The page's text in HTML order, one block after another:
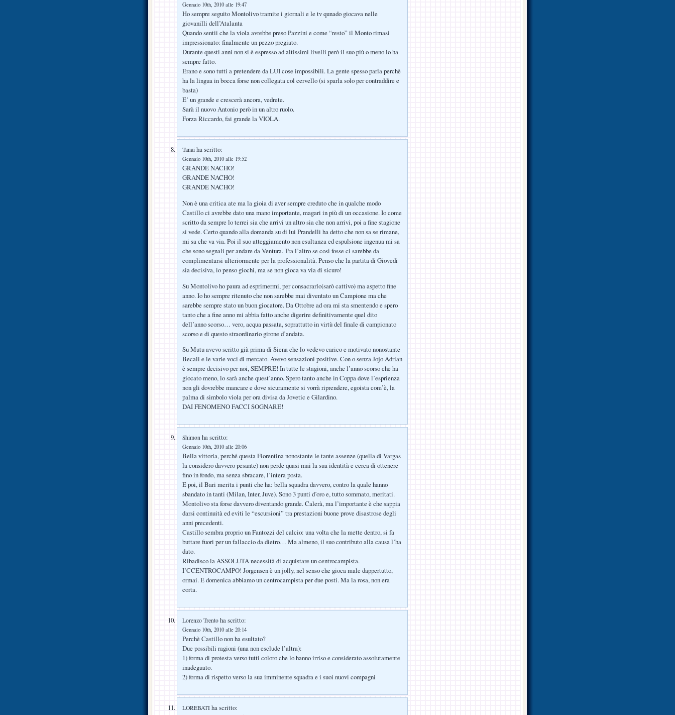
Gennaio 10th, 2010 alle 19:47
Ho sempre seguito Montolivo tramite i giornali e le tv qunado giocava nelle
giovanilli dell’Atalanta
Quando sentii che la viola avrebbe preso Pazzini e come “resto” il Monto rimasi
impressionato: finalmente un pezzo pregiato.
Durante questi anni non si è espresso ad altissimi livelli però il suo più o meno lo ha
sempre fatto.
Erano e sono tutti a pretendere da LUI cose impossibili. La gente spesso parla perchè
ha la lingua in bocca forse non collegata col cervello (si sparla solo per contraddire e
basta)
E’ un grande e crescerà ancora, vedrete.
Sarà il nuovo Antonio però in un altro ruolo.
Forza Riccardo, fai grande la VIOLA.
Tanai ha scritto:
Gennaio 10th, 2010 alle 19:52
GRANDE NACHO!
GRANDE NACHO!
GRANDE NACHO!
Non è una critica ate ma la gioia di aver sempre creduto che in qualche modo
Castillo ci avrebbe dato una mano importante, magari in più di un occasione. Io come
scritto da sempre lo terrei sia che arrivi un altro sia che non arrivi, poi a fine stagione
si vede. Certo quando alla domanda su di lui Prandelli ha detto che non sa se rimane,
mi sa che va via. Poi il suo atteggiamento non esultanza ed espulsione ingenua mi sa
che sono segnali per andare da Ventura. Tra l’altro se così fosse ci sarebbe da
complimentarsi ulteriormente per la professionalità. Penso che la partita di Giovedì
sia decisiva, io penso giochi, ma se non gioca va via di sicuro!
Su Montolivo ho paura ad esprimermi, per consacrarlo(sarò cattivo) ma aspetto fine
anno. Io ho sempre ritenuto che non sarebbe mai diventato un Campione ma che
sarebbe sempre stato un buon giocatore. Da Ottobre ad ora mi sta smentendo e spero
tanto che a fine anno mi abbia fatto anche digerire definitivamente quel dito
dell’anno scorso… vero, acqua passata, soprattutto in virtù del finale di campionato
scorso e di questo straordinario girone d’andata.
Su Mutu avevo scritto già prima di Siena che lo vedevo carico e motivato nonostante
Becali e le varie voci di mercato. Avevo sensazioni positive. Con o senza Jojo Adrian
è sempre decisivo per noi, SEMPRE! In tutte le stagioni, anche l’anno scorso che ha
giocato meno, lo sarà anche quest’anno. Spero tanto anche in Coppa dove l’esprienza
non gli dovrebbe mancare e dove sicuramente si vorrà riprendere, egoista com’è, la
palma di simbolo viola per ora divisa da Jovetic e Gilardino.
DAI FENOMENO FACCI SOGNARE!
Shimon ha scritto:
Gennaio 10th, 2010 alle 20:06
Bella vittoria, perché questa Fiorentina nonostante le tante assenze (quella di Vargas
la considero davvero pesante) non perde quasi mai la sua identità e cerca di ottenere
fino in fondo, ma senza sbracare, l’intera posta.
E poi, il Bari merita i punti che ha: bella squadra davvero, contro la quale hanno
sbandato in tanti (Milan, Inter, Juve). Sono 3 punti d’oro e, tutto sommato, meritati.
Montolivo sta forse davvero diventando grande. Calerà, ma l’importante è che sappia
darsi continuità ed eviti le “escursioni” tra prestazioni buone prove disastrose degli
anni precedenti.
Castillo sembra proprio un Fantozzi del calcio: una volta che la mette dentro, si fa
buttare fuori per un fallaccio da dietro… Ma almeno, il suo contributo alla causa l’ha
dato.
Ribadisco la ASSOLUTA necessità di acquistare un centrocampista.
I’CCENTROCAMPO! Jorgensen è un jolly, nel senso che gioca male dappertutto,
ormai. E domenica abbiamo un centrocampista per due posti. Ma la rosa, non era
corta.
Lorenzo Trento ha scritto:
Gennaio 10th, 2010 alle 20:14
Perchè Castillo non ha esultato?
Due possibili ragioni (una non esclude l’altra):
1) forma di protesta verso tutti coloro che lo hanno irriso e considerato assolutamente
inadeguato.
2) forma di rispetto verso la sua imminente squadra e i suoi nuovi compagni
LOREBATI ha scritto: